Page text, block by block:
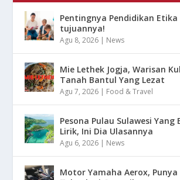
Pentingnya Pendidikan
tujuannya!
Agu 8, 2026 | News
Mie Lethek Jogja, Warisan
Tanah Bantul Yang Lezat
Agu 7, 2026 | Food & Travel
Pesona Pulau Sulawesi Yang
Lirik, Ini Dia Ulasannya
Agu 6, 2026 | News
Motor Yamaha Aerox,